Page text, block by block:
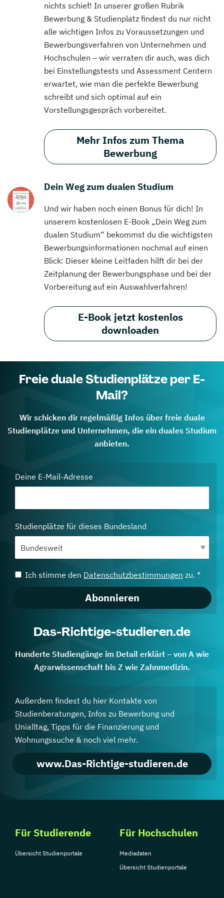
nichts schief! In unserer großen Rubrik
Bewerbung & Studienplatz findest du nur nicht
alle wichtigen Infos zu Voraussetzungen und
Bewerbungsverfahren von Unternehmen und
Hochschulen – wir verraten dir auch, was dich
bei Einstellungstests und Assessment Centern
erwartet, wie man die perfekte Bewerbung
schreibt und sich optimal auf ein
Vorstellungsgespräch vorbereitet.
Mehr Infos zum Thema
Bewerbung
Dein Weg zum dualen Studium
Und wir haben noch einen Bonus für dich! In
unserem kostenlosen E-Book „Dein Weg zum
dualen Studium“ bekommst du die wichtigsten
Bewerbungsinformationen nochmal auf einen
Blick: Dieser kleine Leitfaden hilft dir bei der
Zeitplanung der Bewerbungsphase und bei der
Vorbereitung auf ein Auswahlverfahren!
E-Book jetzt kostenlos
downloaden
Freie duale Studienplätze per E-
Mail?
Wir schicken dir regelmäßig Infos über freie duale
Studienplätze und Unternehmen, die ein duales Studium
anbieten.
Deine E-Mail-Adresse
Studienplätze für dieses Bundesland
Ich stimme den Datenschutzbestimmungen zu. *
Abonnieren
Das-Richtige-studieren.de
Hunderte Studiengänge im Detail erklärt – von A wie
Agrarwissenschaft bis Z wie Zahnmedizin.
Außerdem findest du hier Kontakte von
Studienberatungen, Infos zu Bewerbung und
Unialltag, Tipps für die Finanzierung und
Wohnungssuche & noch viel mehr.
www.Das-Richtige-studieren.de
Für Studierende
Übersicht Studienportale
Für Hochschulen
Mediadaten
Übersicht Studienportale